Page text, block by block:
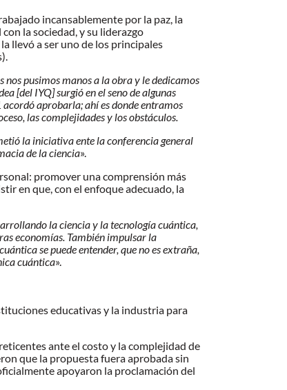
incansablemente por la paz, la
la sociedad, y su liderazgo
llevó a ser uno de los principales
nos pusimos manos a la obra y le dedicamos
[del IYQ] surgió en el seno de algunas
aprobarla; ahí es donde entramos
las complejidades y los obstáculos.
la iniciativa ente la conferencia general
de la ciencia».
promover una comprensión más
en que, con el enfoque adecuado, la
la ciencia y la tecnología cuántica,
economías. También impulsar la
se puede entender, que no es extraña,
cuántica».
educativas y la industria para
ante el costo y la complejidad de
que la propuesta fuera aprobada sin
apoyaron la proclamación del